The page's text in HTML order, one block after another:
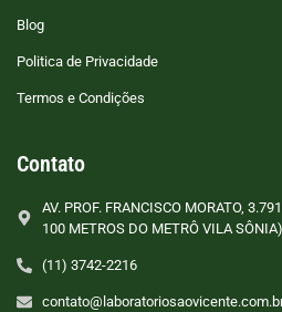
Blog
Politica de Privacidade
Termos e Condições
Contato
AV. PROF. FRANCISCO MORATO,
100 METROS DO METRÔ VILA SÔNIA)
(11) 3742-2216